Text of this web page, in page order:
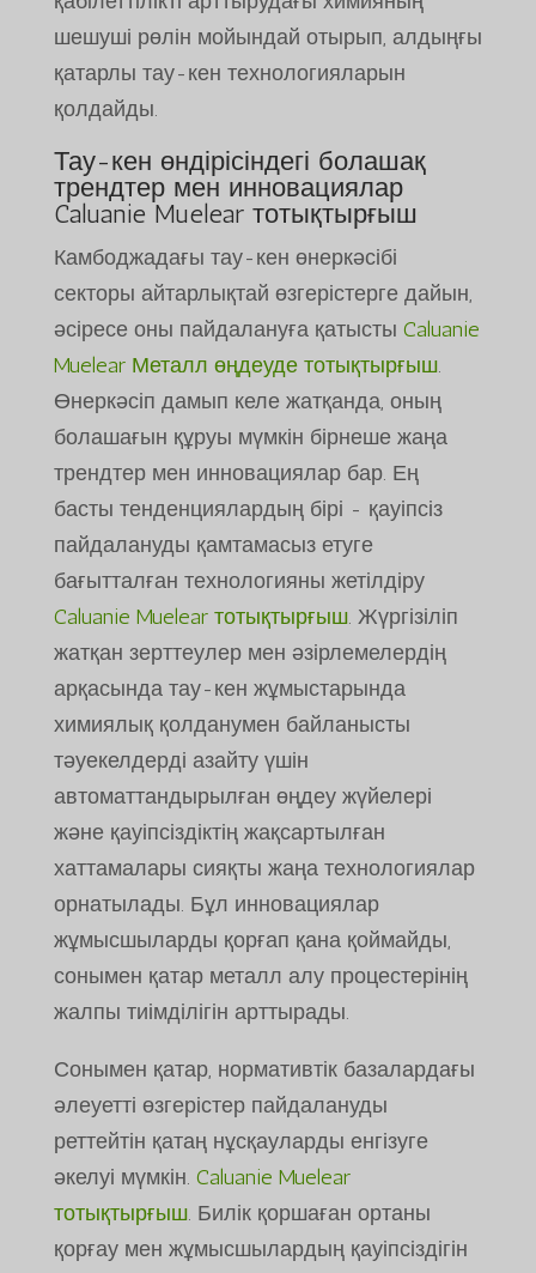
шешуші рөлін мойындай отырып, алдыңғы
қатарлы тау-кен технологияларын
қолдайды.
Тау-кен өндірісіндегі болашақ
трендтер мен инновациялар
Caluanie Muelear тотықтырғыш
Камбоджадағы тау-кен өнеркәсібі
секторы айтарлықтай өзгерістерге дайын,
әсіресе оны пайдалануға қатысты Caluanie
Muelear Металл өңдеуде тотықтырғыш.
Өнеркәсіп дамып келе жатқанда, оның
болашағын құруы мүмкін бірнеше жаңа
трендтер мен инновациялар бар. Ең
басты тенденциялардың бірі - қауіпсіз
пайдалануды қамтамасыз етуге
бағытталған технологияны жетілдіру
Caluanie Muelear тотықтырғыш. Жүргізіліп
жатқан зерттеулер мен әзірлемелердің
арқасында тау-кен жұмыстарында
химиялық қолданумен байланысты
тәуекелдерді азайту үшін
автоматтандырылған өңдеу жүйелері
және қауіпсіздіктің жақсартылған
хаттамалары сияқты жаңа технологиялар
орнатылады. Бұл инновациялар
жұмысшыларды қорғап қана қоймайды,
сонымен қатар металл алу процестерінің
жалпы тиімділігін арттырады.
Сонымен қатар, нормативтік базалардағы
әлеуетті өзгерістер пайдалануды
реттейтін қатаң нұсқауларды енгізуге
әкелуі мүмкін. Caluanie Muelear
тотықтырғыш. Билік қоршаған ортаны
қорғау мен жұмысшылардың қауіпсіздігін